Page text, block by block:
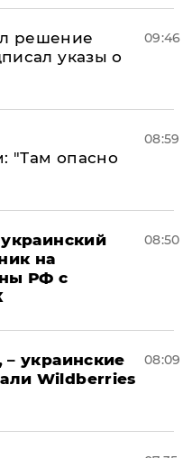
решение
указы о
09:46
"Там опасно
08:59
на
РФ с
08:50
украинские
Wildberries
08:09